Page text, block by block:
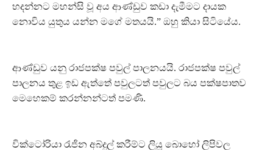
හදන්නට මහන්සි වූ අය ආණ්ඩුව කඩා දැමීමට දායක
නොවිය යුතුය යන්න මගේ මතයයි.” ඔහු කියා සිටියේය.
ආණ්ඩුව යනු රාජපක්ෂ පවුල් පාලනයයි. රාජපක්ෂ පවුල්
පාලනය තුළ ඉඩ ඇත්තේ පවුලටත් පවුලට බය පක්ෂපාතව
මෙහෙකම් කරන්නන්ටත් පමණි.
වික්ටෝරියා රැජින අබ්දුල් කරීම්ට ලියූ බොහෝ ලිපිවල